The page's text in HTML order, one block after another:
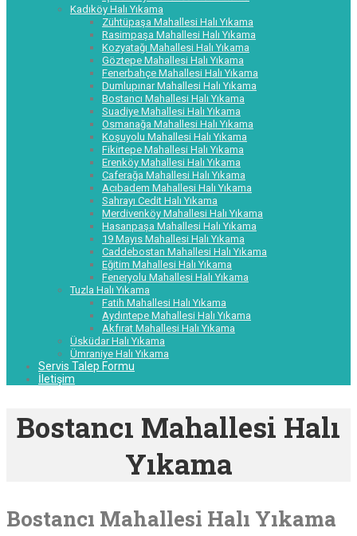
Kadıköy Halı Yıkama
Zühtüpaşa Mahallesi Halı Yıkama
Rasimpaşa Mahallesi Halı Yıkama
Kozyatağı Mahallesi Halı Yıkama
Göztepe Mahallesi Halı Yıkama
Fenerbahçe Mahallesi Halı Yıkama
Dumlupınar Mahallesi Halı Yıkama
Bostancı Mahallesi Halı Yıkama
Suadiye Mahallesi Halı Yıkama
Osmanağa Mahallesi Halı Yıkama
Koşuyolu Mahallesi Halı Yıkama
Fikirtepe Mahallesi Halı Yıkama
Erenköy Mahallesi Halı Yıkama
Caferağa Mahallesi Halı Yıkama
Acıbadem Mahallesi Halı Yıkama
Sahrayı Cedit Halı Yıkama
Merdivenköy Mahallesi Halı Yıkama
Hasanpaşa Mahallesi Halı Yıkama
19 Mayıs Mahallesi Halı Yıkama
Caddebostan Mahallesi Halı Yıkama
Eğitim Mahallesi Halı Yıkama
Feneryolu Mahallesi Halı Yıkama
Tuzla Halı Yıkama
Fatih Mahallesi Halı Yıkama
Aydıntepe Mahallesi Halı Yıkama
Akfırat Mahallesi Halı Yıkama
Üsküdar Halı Yıkama
Ümraniye Halı Yıkama
Servis Talep Formu
İletişim
Bostancı Mahallesi Halı
Yıkama
Bostancı Mahallesi Halı Yıkama